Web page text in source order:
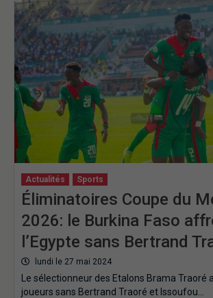
Actualités Sports
Éliminatoires Coupe du
2026: le Burkina Faso
l’Egypte sans Bertrand
lundi le 27 mai 2024
Le sélectionneur des Etalons Brama Traoré
joueurs sans Bertrand Traoré et Issoufou…